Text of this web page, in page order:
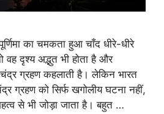
का चमकता हुआ चाँद धीरे-धीरे
दृश्य अद्भुत भी होता है और
ग्रहण कहलाती है। लेकिन भारत
ग्रहण को सिर्फ खगोलीय घटना नहीं,
से भी जोड़ा जाता है। बहुत …